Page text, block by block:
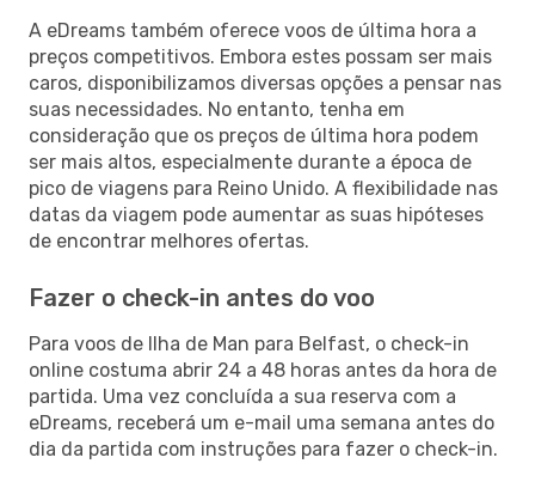
A eDreams também oferece voos de última hora a
preços competitivos. Embora estes possam ser mais
caros, disponibilizamos diversas opções a pensar nas
suas necessidades. No entanto, tenha em
consideração que os preços de última hora podem
ser mais altos, especialmente durante a época de
pico de viagens para Reino Unido. A flexibilidade nas
datas da viagem pode aumentar as suas hipóteses
de encontrar melhores ofertas.
Fazer o check-in antes do voo
Para voos de Ilha de Man para Belfast, o check-in
online costuma abrir 24 a 48 horas antes da hora de
partida. Uma vez concluída a sua reserva com a
eDreams, receberá um e-mail uma semana antes do
dia da partida com instruções para fazer o check-in.